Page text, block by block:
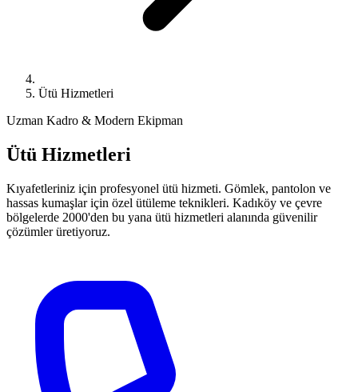
Ütü Hizmetleri
Uzman Kadro & Modern Ekipman
Ütü Hizmetleri
Kıyafetleriniz için profesyonel ütü hizmeti. Gömlek, pantolon ve
hassas kumaşlar için özel ütüleme teknikleri. Kadıköy ve çevre
bölgelerde 2000'den bu yana ütü hizmetleri alanında güvenilir
çözümler üretiyoruz.